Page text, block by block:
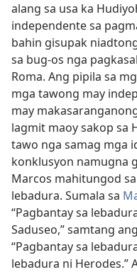
alang sa usa ka
independente sa
bahin gisupak
sa bug-os nga
Roma. Ang pipila sa
mga tawong may
may
lagmit maoy sakop sa
tawo nga samag mga
konklusyon namugna
Marcos mahitungod
lebadura. Sumala sa
“Pagbantay sa
Saduseo,” samtang ang
“Pagbantay sa
lebadura ni Herodes.”